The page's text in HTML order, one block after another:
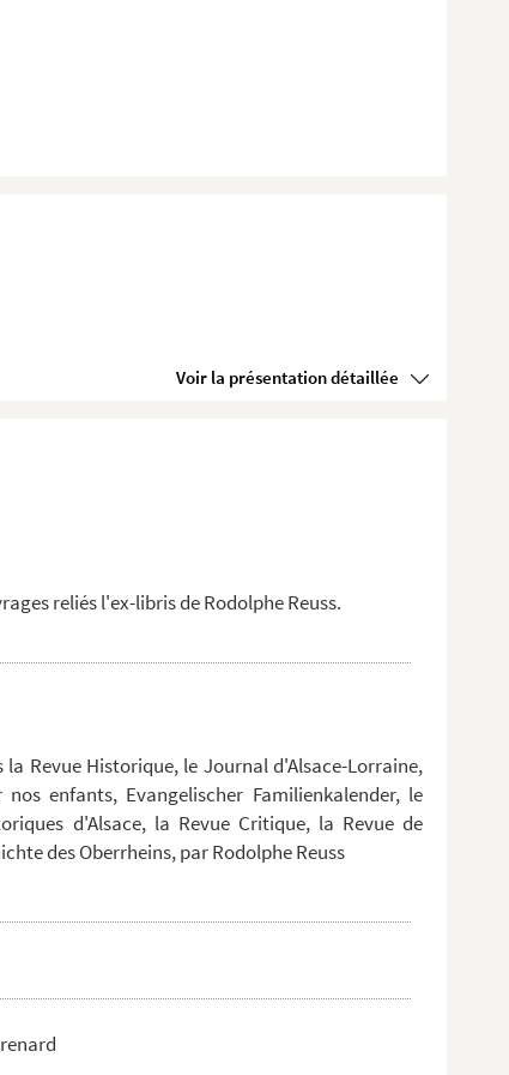
Voir la présentation détaillée
reliés l'ex-libris de Rodolphe Reuss.
Revue Historique, le Journal d'Alsace-Lorraine,
enfants, Evangelischer Familienkalender, le
d'Alsace, la Revue Critique, la Revue de
des Oberrheins, par Rodolphe Reuss